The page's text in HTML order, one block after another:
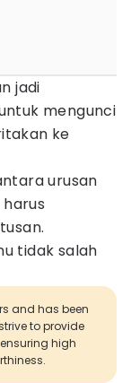
jadi
mengunci
ke
urusan
tidak salah
and has been
to provide
high